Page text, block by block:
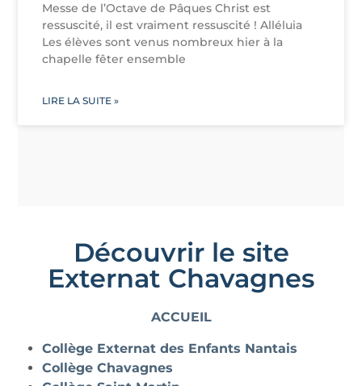
Messe de l’Octave de Pâques Christ est
ressuscité, il est vraiment ressuscité ! Alléluia
Les élèves sont venus nombreux hier à la
chapelle fêter ensemble
LIRE LA SUITE »
Découvrir le site
Externat Chavagnes
ACCUEIL
Collège Externat des Enfants Nantais
Collège Chavagnes